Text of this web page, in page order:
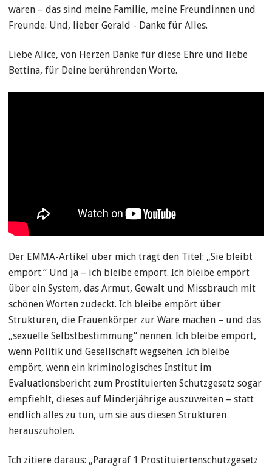
waren – das sind meine Familie, meine Freundinnen und
Freunde. Und, lieber Gerald - Danke für Alles.
Liebe Alice, von Herzen Danke für diese Ehre und liebe
Bettina, für Deine berührenden Worte.
Der EMMA-Artikel über mich trägt den Titel: „Sie bleibt
empört.“ Und ja – ich bleibe empört. Ich bleibe empört
über ein System, das Armut, Gewalt und Missbrauch mit
schönen Worten zudeckt. Ich bleibe empört über
Strukturen, die Frauenkörper zur Ware machen – und das
„sexuelle Selbstbestimmung“ nennen. Ich bleibe empört,
wenn Politik und Gesellschaft wegsehen. Ich bleibe
empört, wenn ein kriminologisches Institut im
Evaluationsbericht zum Prostituierten Schutzgesetz sogar
empfiehlt, dieses auf Minderjährige auszuweiten – statt
endlich alles zu tun, um sie aus diesen Strukturen
herauszuholen.
Ich zitiere daraus: „Paragraf 1 Prostituiertenschutzgesetz